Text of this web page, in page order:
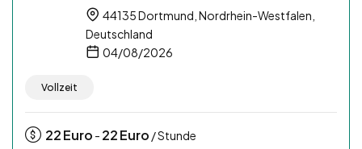
44135 Dortmund, Nordrhein-Westfalen,
Deutschland
04/08/2026
Vollzeit
22Euro - 22Euro / Stunde